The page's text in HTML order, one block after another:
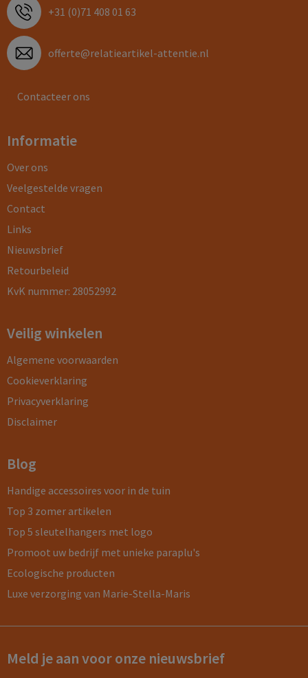
+31 (0)71 408 01 63
offerte@relatieartikel-attentie.nl
Contacteer ons
Informatie
Over ons
Veelgestelde vragen
Contact
Links
Nieuwsbrief
Retourbeleid
KvK nummer: 28052992
Veilig winkelen
Algemene voorwaarden
Cookieverklaring
Privacyverklaring
Disclaimer
Blog
Handige accessoires voor in de tuin
Top 3 zomer artikelen
Top 5 sleutelhangers met logo
Promoot uw bedrijf met unieke paraplu's
Ecologische producten
Luxe verzorging van Marie-Stella-Maris
Meld je aan voor onze nieuwsbrief